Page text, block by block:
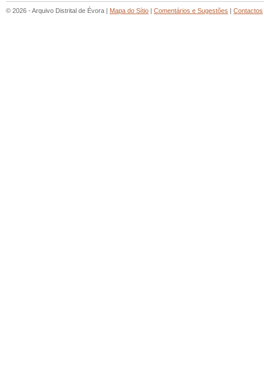
© 2026 - Arquivo Distrital de Évora | Mapa do Sítio | Comentários e Sugestões | Contactos